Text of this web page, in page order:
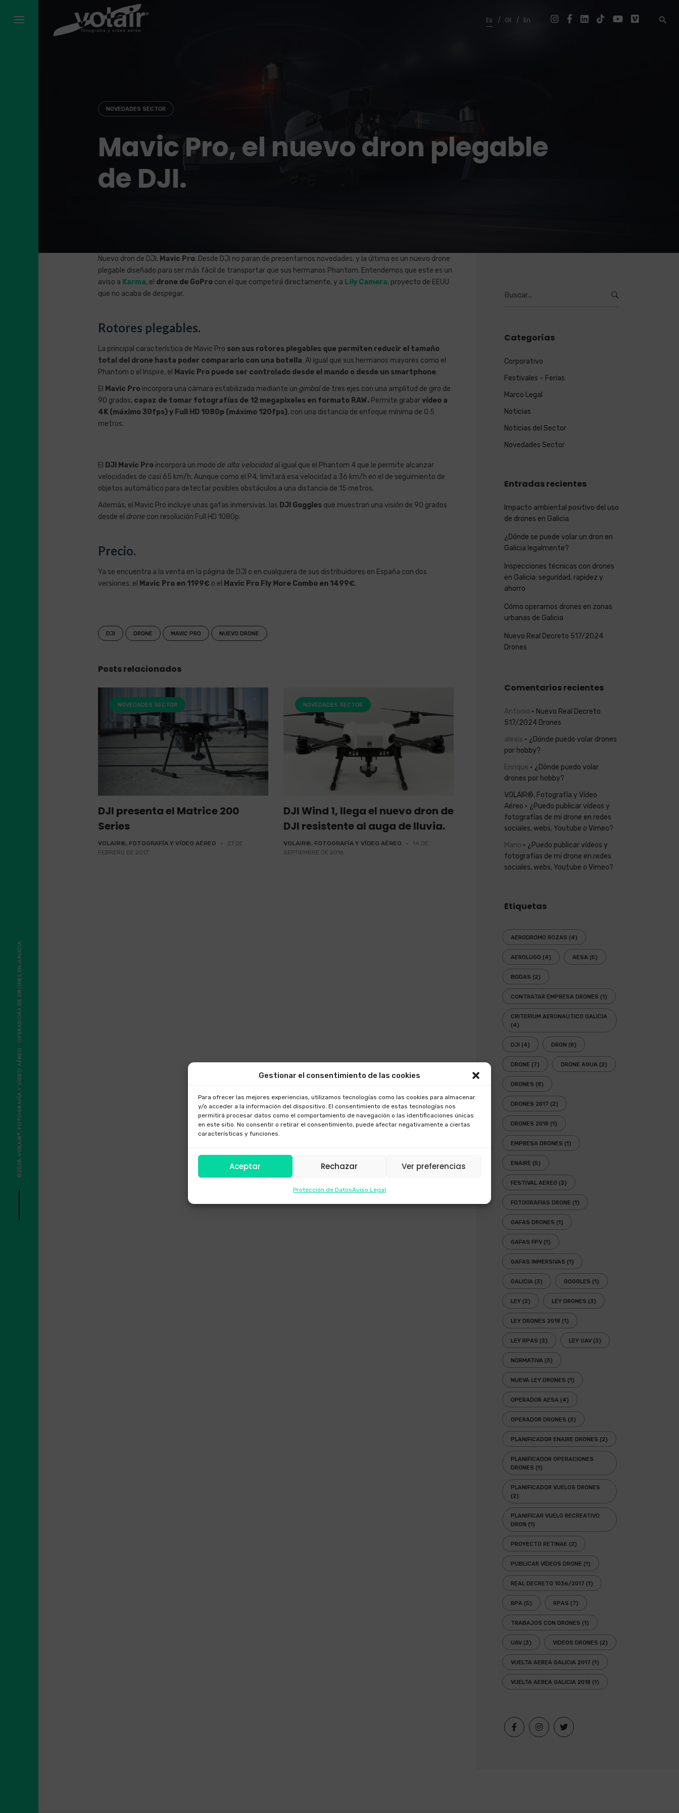
Gestionar el consentimiento de las cookies
Para ofrecer las mejores experiencias, utilizamos tecnologías como las cookies para almacenar
y/o acceder a la información del dispositivo. El consentimiento de estas tecnologías nos
permitirá procesar datos como el comportamiento de navegación o las identificaciones únicas
en este sitio. No consentir o retirar el consentimiento, puede afectar negativamente a ciertas
características y funciones.
Aceptar Rechazar Ver preferencias
Protección de DatosAviso Legal
©2026, VOLAIR®, FOTOGRAFÍA Y VÍDEO AÉREO · OPERADORA DE DRONES EN GALICIA
content
Es Gl En
NOVEDADES SECTOR
Mavic Pro, el nuevo dron plegable
de DJI.
Nuevo dron de DJI, Mavic Pro. Desde DJI no paran de presentarnos novedades, y la última es un nuevo drone
plegable diseñado para ser más fácil de transportar que sus hermanos Phantom. Entendemos que este es un
aviso a Karma, el drone de GoProcon el que competirá directamente, y a Lily Camera, proyecto de EEUU
que no acaba de despegar.
Rotores plegables.
La principal característica de Mavic Pro son sus rotores plegables que permiten reducir el tamaño
total del drone hasta poder compararlo con una botella. Al igual que sus hermanos mayores como el
Phantom o el Inspire, el Mavic Pro puede ser controlado desde el mando o desde un smartphone.
El Mavic Proincorpora una cámara estabilizada mediante un gimbalde tres ejes con una amplitud de giro de
90 grados, capaz de tomar fotografías de 12 megapixeles en formato RAW. Permite grabarvídeo a
4K (máximo 30fps) y Full HD 1080p (máximo 120fps), con una distancia de enfoque mínima de 0.5
metros.
El DJI Mavic Proincorpora un modo de alta velocidadal igual que el Phantom 4 que le permite alcanzar
velocidades de casi 65 km/h. Aunque como el P4, limitará esa velocidad a 36 km/h en el de seguimiento de
objetos automático para detectar posibles obstáculos a una distancia de 15 metros.
Además, el Mavic Pro incluye unas gafas inmersivas, las DJI Gogglesque muestran una visión de 90 grados
desde el drone con resolución Full HD 1080p.
Precio.
Ya se encuentra a la venta en la página de DJI o en cualquiera de sus distribuidores en España con dos
versiones: el Mavic Pro en 1199€ o el Mavic Pro Fly More Combo en 1499€.
DJI DRONE MAVIC PRO NUEVO DRONE
Posts relacionados
NOVEDADES SECTOR
DJI presenta el Matrice 200
Series
VOLAIR®, FOTOGRAFÍA Y VÍDEO AÉREO -
27 DE
FEBRERO DE 2017
NOVEDADES SECTOR
DJI Wind 1, llega el nuevo dron de
DJI resistente al auga de lluvia.
VOLAIR®, FOTOGRAFÍA Y VÍDEO AÉREO -
14 DE
SEPTIEMBRE DE 2016
Categorías
Corporativo
Festivales – Ferias
Marco Legal
Noticias
Noticias del Sector
Novedades Sector
Entradas recientes
Impacto ambiental positivo del uso
de drones en Galicia
¿Dónde se puede volar un dron en
Galicia legalmente?
Inspecciones técnicas con drones
en Galicia: seguridad, rapidez y
ahorro
Cómo operamos drones en zonas
urbanas de Galicia
Nuevo Real Decreto 517/2024
Drones
Comentarios recientes
Antonio
Nuevo Real Decreto
517/2024 Drones
alexis
¿Dónde puedo volar drones
por hobby?
Enrique
¿Dónde puedo volar
drones por hobby?
VOLAIR®, Fotografía y Vídeo
Aéreo
¿Puedo publicar vídeos y
fotografías de mi drone en redes
sociales, webs, Youtube o Vimeo?
Mario
¿Puedo publicar vídeos y
fotografías de mi drone en redes
sociales, webs, Youtube o Vimeo?
Etiquetas
AERODROMO ROZAS (4)
AEROLUGO (4) AESA (5)
BODAS (2)
CONTRATAR EMPRESA DRONES (1)
CRITERIUM AERONAUTICO GALICIA
(4)
DJI (4) DRON (8)
DRONE (7) DRONE AGUA (2)
DRONES (8)
DRONES 2017 (2)
DRONES 2018 (1)
EMPRESA DRONES (1)
ENAIRE (5)
FESTIVAL AEREO (3)
FOTOGRAFIAS DRONE (1)
GAFAS DRONES (1)
GAFAS FPV (1)
GAFAS INMERSIVAS (1)
GALICIA (3) GOGGLES (1)
LEY (2) LEY DRONES (3)
LEY DRONES 2018 (1)
LEY RPAS (3) LEY UAV (3)
NORMATIVA (3)
NUEVA LEY DRONES (1)
OPERADOR AESA (4)
OPERADOR DRONES (3)
PLANIFICADOR ENAIRE DRONES (2)
PLANIFICADOR OPERACIONES
DRONES (1)
PLANIFICADOR VUELOS DRONES
(2)
PLANIFICAR VUELO RECREATIVO
DRON (1)
PROYECTO RETINAE (2)
PUBLICAR VÍDEOS DRONE (1)
REAL DECRETO 1036/2017 (1)
RPA (5) RPAS (7)
TRABAJOS CON DRONES (1)
UAV (3) VIDEOS DRONES (2)
VUELTA AEREA GALICIA 2017 (1)
VUELTA AEREA GALICIA 2018 (1)